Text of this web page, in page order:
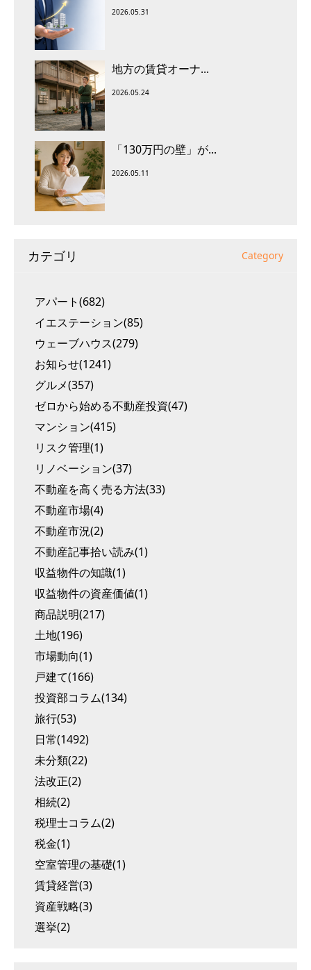
2026.05.31
地方の賃貸オーナ...
2026.05.24
「130万円の壁」が...
2026.05.11
カテゴリ Category
アパート(682)
イエステーション(85)
ウェーブハウス(279)
お知らせ(1241)
グルメ(357)
ゼロから始める不動産投資(47)
マンション(415)
リスク管理(1)
リノベーション(37)
不動産を高く売る方法(33)
不動産市場(4)
不動産市況(2)
不動産記事拾い読み(1)
収益物件の知識(1)
収益物件の資産価値(1)
商品説明(217)
土地(196)
市場動向(1)
戸建て(166)
投資部コラム(134)
旅行(53)
日常(1492)
未分類(22)
法改正(2)
相続(2)
税理士コラム(2)
税金(1)
空室管理の基礎(1)
賃貸経営(3)
資産戦略(3)
選挙(2)